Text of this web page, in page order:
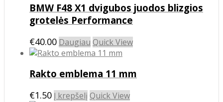
the
product
page
BMW F48 X1 dvigubos juodos blizgios
grotelės Performance
€40.00 Daugiau Quick View
Rakto emblema 11 mm
€1.50 Į krepšelį Quick View